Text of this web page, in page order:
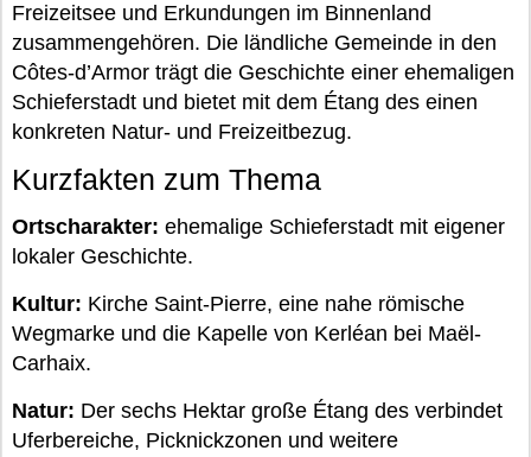
Freizeitsee und Erkundungen im Binnenland
zusammengehören. Die ländliche Gemeinde in den
Côtes-d’Armor trägt die Geschichte einer ehemaligen
Schieferstadt und bietet mit dem Étang des einen
konkreten Natur- und Freizeitbezug.
Kurzfakten zum Thema
Ortscharakter: ehemalige Schieferstadt mit eigener
lokaler Geschichte.
Kultur: Kirche Saint-Pierre, eine nahe römische
Wegmarke und die Kapelle von Kerléan bei Maël-
Carhaix.
Natur: Der sechs Hektar große Étang des verbindet
Uferbereiche, Picknickzonen und weitere